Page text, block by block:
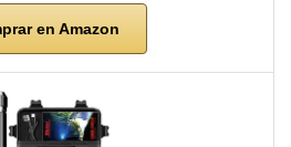
en Amazon